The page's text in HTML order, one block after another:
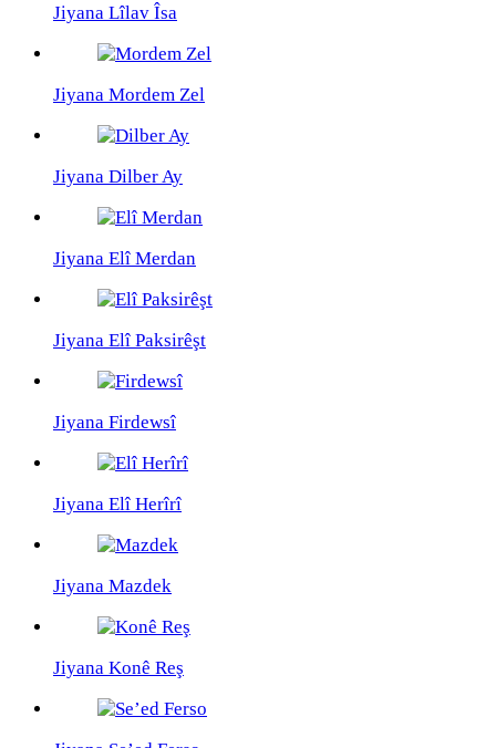
Jiyana Lîlav Îsa
Jiyana Mordem Zel
Jiyana Dilber Ay
Jiyana Elî Merdan
Jiyana Elî Paksirêşt
Jiyana Firdewsî
Jiyana Elî Herîrî
Jiyana Mazdek
Jiyana Konê Reş